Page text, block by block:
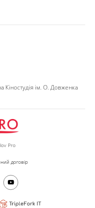
Кіностудія ім. О. Довженка
Pro
договір